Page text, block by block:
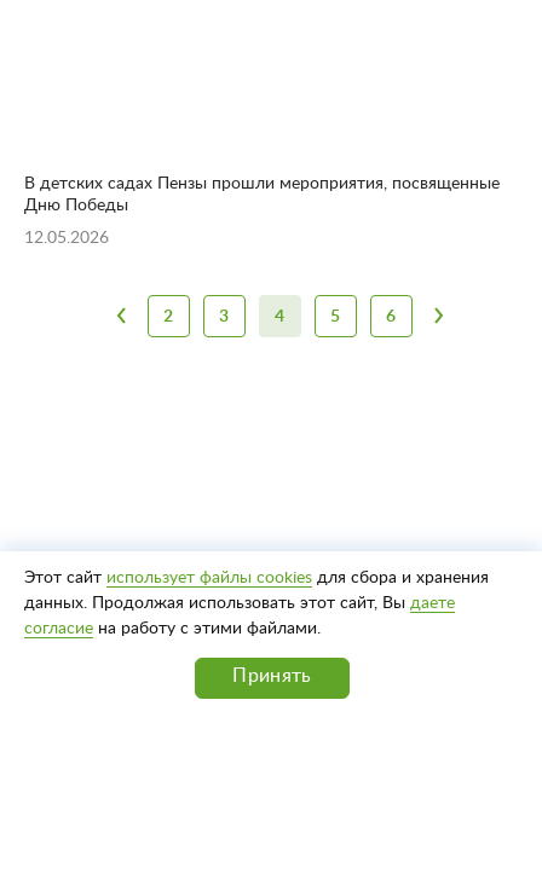
В детских садах Пензы прошли мероприятия, посвященные
Дню Победы
12.05.2026
2 3 4 5 6
Этот сайт использует файлы cookies для сбора и хранения
данных. Продолжая использовать этот сайт, Вы даете
согласие на работу с этими файлами.
Принять